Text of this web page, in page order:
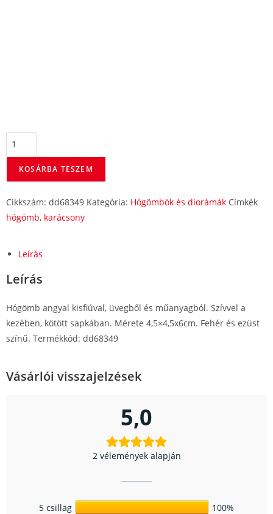
KOSÁRBA TESZEM
Cikkszám: dd68349 Kategória: Hógömbök és diorámák Címkék
hógömb, karácsony
Leírás
Leírás
Hógömb angyal kisfiúval, üvegből és műanyagból. Szívvel a
kezében, kötött sapkában. Mérete 4,5×4,5x6cm. Fehér és ezüst
színű. Termékkód: dd68349
Vásárlói visszajelzések
5,0
2 vélemények alapján
5 csillag
100%